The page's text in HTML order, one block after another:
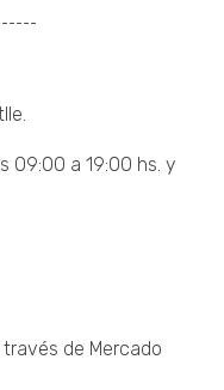
09:00 a 19:00 hs. y
de Mercado